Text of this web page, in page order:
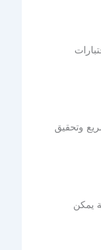
وتحقيق
يمكن